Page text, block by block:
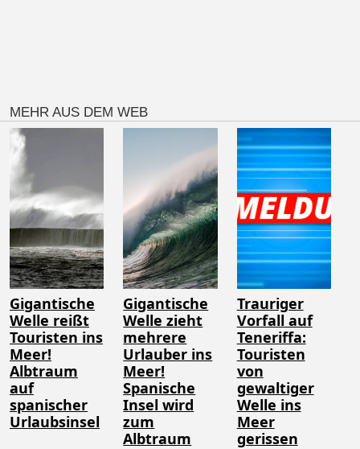
MEHR AUS DEM WEB
Gigantische
Welle reißt
Touristen ins
Meer!
Albtraum
auf
spanischer
Urlaubsinsel
Gigantische
Welle zieht
mehrere
Urlauber ins
Meer!
Spanische
Insel wird
zum
Albtraum
Trauriger
Vorfall auf
Teneriffa:
Touristen
von
gewaltiger
Welle ins
Meer
gerissen